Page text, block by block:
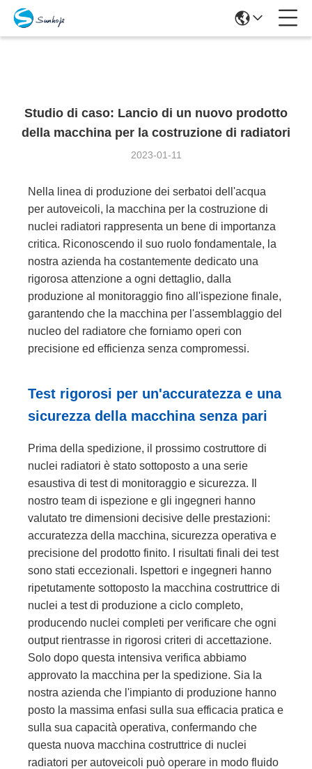
Studio di caso: Lancio di un nuovo prodotto
della macchina per la costruzione di radiatori
2023-01-11
Nella linea di produzione dei serbatoi dell'acqua
per autoveicoli, la macchina per la costruzione di
nuclei radiatori rappresenta un bene di importanza
critica. Riconoscendo il suo ruolo fondamentale, la
nostra azienda ha costantemente dedicato una
rigorosa attenzione a ogni dettaglio, dalla
produzione al monitoraggio fino all'ispezione finale,
garantendo che la macchina per l'assemblaggio del
nucleo del radiatore che forniamo operi con
precisione ed efficienza senza compromessi.
Test rigorosi per un'accuratezza e una
sicurezza della macchina senza pari
Prima della spedizione, il prossimo costruttore di
nuclei radiatori è stato sottoposto a una serie
esaustiva di test di monitoraggio e sicurezza. Il
nostro team di ispezione e gli ingegneri hanno
valutato tre dimensioni decisive delle prestazioni:
accuratezza della macchina, sicurezza operativa e
precisione del prodotto finito. I risultati finali dei test
sono stati eccezionali. Ispettori e ingegneri hanno
ripetutamente sottoposto la macchina costruttrice di
nuclei a test di produzione a ciclo completo,
producendo nuclei completi per verificare che ogni
output rientrasse in rigorosi criteri di accettazione.
Solo dopo questa intensiva verifica abbiamo
approvato la macchina per la spedizione. Sia la
nostra azienda che l'impianto di produzione hanno
posto la massima enfasi sulla sua efficacia pratica e
sulla sua capacità operativa, confermando che
questa nuova macchina costruttrice di nuclei
radiatori per autoveicoli può operare in modo fluido